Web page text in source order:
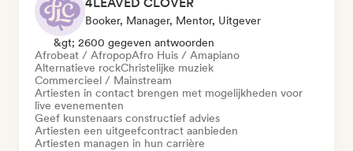
Booker, Manager, Mentor, Uitgever
&gt; 2600 gegeven antwoorden
Afrobeat / AfropopAfro Huis / Amapiano
Alternatieve rockChristelijke muziek
Commercieel / Mainstream
Artiesten in contact brengen met mogelijkheden voor
live evenementen
Geef kunstenaars constructief advies
Artiesten een uitgeefcontract aanbieden
Artiesten managen in hun carrière